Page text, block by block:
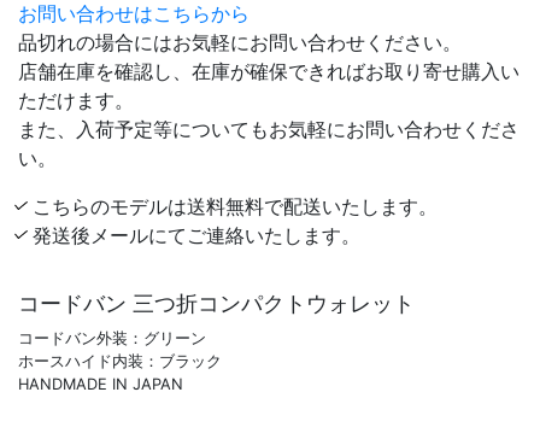
お問い合わせはこちらから
品切れの場合にはお気軽にお問い合わせください。
店舗在庫を確認し、在庫が確保できればお取り寄せ購入い
ただけます。
また、入荷予定等についてもお気軽にお問い合わせくださ
い。
こちらのモデルは送料無料で配送いたします。
発送後メールにてご連絡いたします。
コードバン 三つ折コンパクトウォレット
コードバン外装：グリーン
ホースハイド内装：ブラック
HANDMADE IN JAPAN